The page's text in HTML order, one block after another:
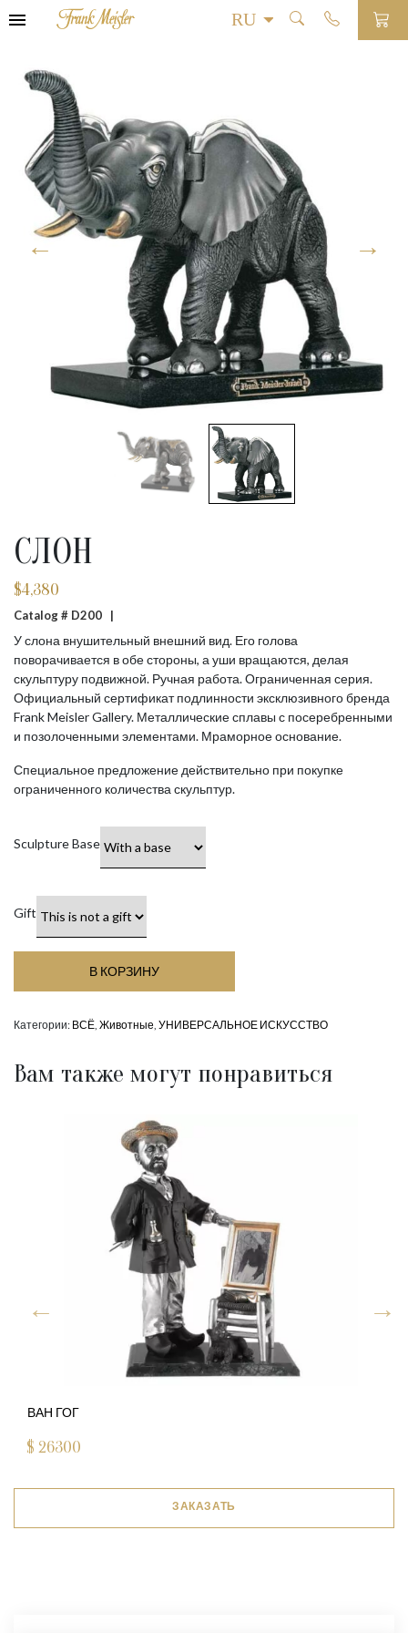
СЛОН
$4,380
Catalog # D200 |
У слона внушительный внешний вид. Его голова
поворачивается в обе стороны, а уши вращаются, делая
скульптуру подвижной. Ручная работа. Ограниченная серия.
Официальный сертификат подлинности эксклюзивного бренда
Frank Meisler Gallery. Металлические сплавы с посеребренными
и позолоченными элементами. Мраморное основание.
Специальное предложение действительно при покупке
ограниченного количества скульптур.
Sculpture Base
Gift
В КОРЗИНУ
Категории: ВСЁ Животные УНИВЕРСАЛЬНОЕ ИСКУССТВО
Вам также могут понравиться
ВАН ГОГ
$ 26300
ЗАКАЗАТЬ